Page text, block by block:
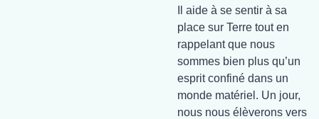
Il aide à se sentir à sa
place sur Terre tout en
rappelant que nous
sommes bien plus qu’un
esprit confiné dans un
monde matériel. Un jour,
nous nous élèverons vers